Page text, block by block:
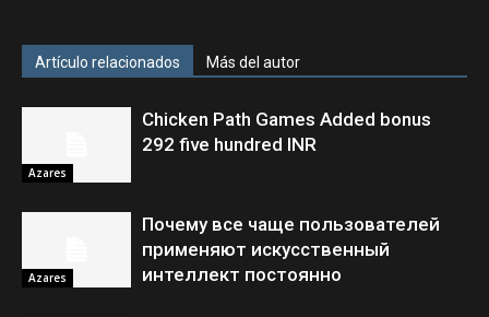
Artículo relacionados Más del autor
Azares
Chicken Path Games Added bonus
292 five hundred INR
Azares
Почему все чаще пользователей
применяют искусственный
интеллект постоянно